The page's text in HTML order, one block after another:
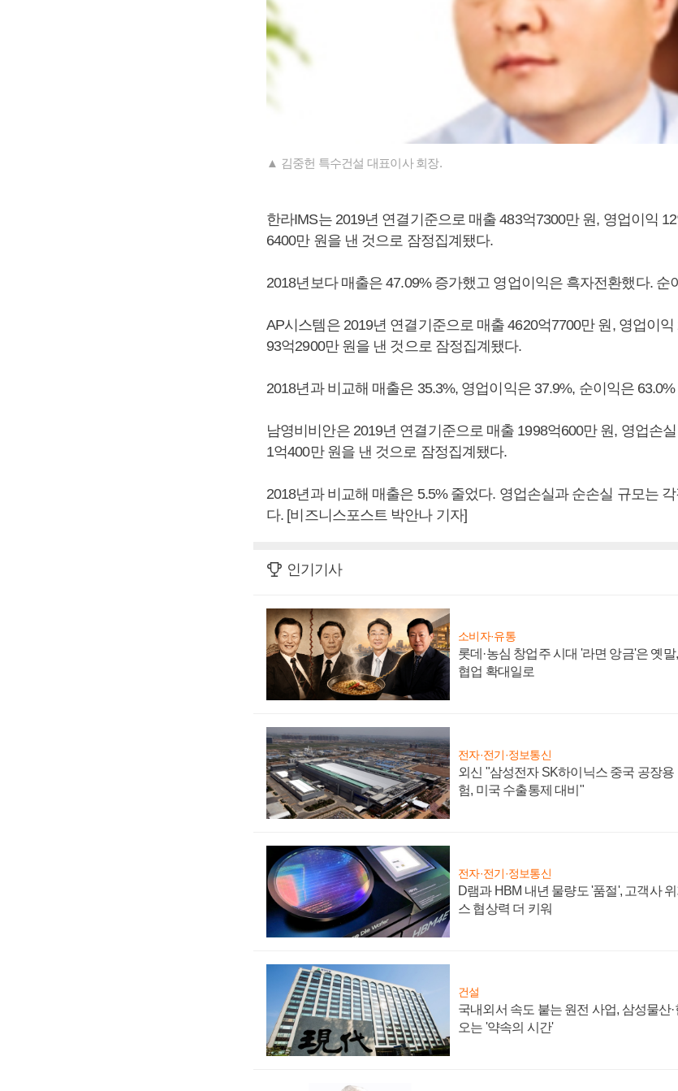
▲ 김중헌 특수건설 대표이사 회장.
한라IMS는 2019년 연결기준으로 매출 483억7300만 원, 영업이익
6400만 원을 낸 것으로 잠정집계됐다.
2018년보다 매출은 47.09% 증가했고 영업이익은 흑자전환했다. 순
AP시스템은 2019년 연결기준으로 매출 4620억7700만 원, 영업이
93억2900만 원을 낸 것으로 잠정집계됐다.
2018년과 비교해 매출은 35.3%, 영업이익은 37.9%, 순이익은
남영비비안은 2019년 연결기준으로 매출 1998억600만 원, 영업손
1억400만 원을 낸 것으로 잠정집계됐다.
2018년과 비교해 매출은 5.5% 줄었다. 영업손실과 순손실 규모는
다. [비즈니스포스트 박안나 기자]
인기기사
소비자·유통
롯데·농심 창업주 시대 '라면 앙금'은 옛
협업 확대일로
전자·전기·정보통신
외신 "삼성전자 SK하이닉스 중국 공장용
험, 미국 수출통제 대비"
전자·전기·정보통신
D램과 HBM 내년 물량도 '품절', 고객사
스 협상력 더 키워
건설
국내외서 속도 붙는 원전 사업, 삼성물산
오는 '약속의 시간'